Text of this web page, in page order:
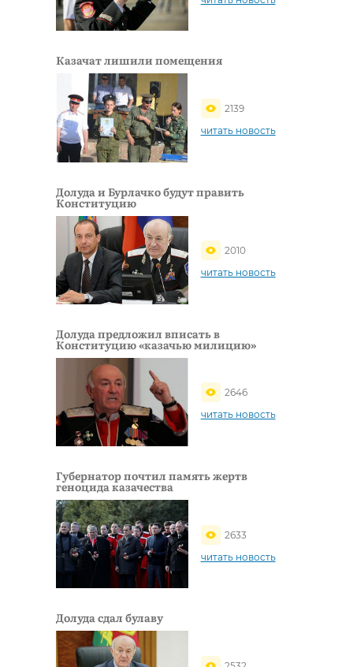
Казачат лишили помещения
2139
читать новость
Долуда и Бурлачко будут править
Конституцию
2010
читать новость
Долуда предложил вписать в
Конституцию «казачью милицию»
2646
читать новость
Губернатор почтил память жертв
геноцида казачества
2633
читать новость
Долуда сдал булаву